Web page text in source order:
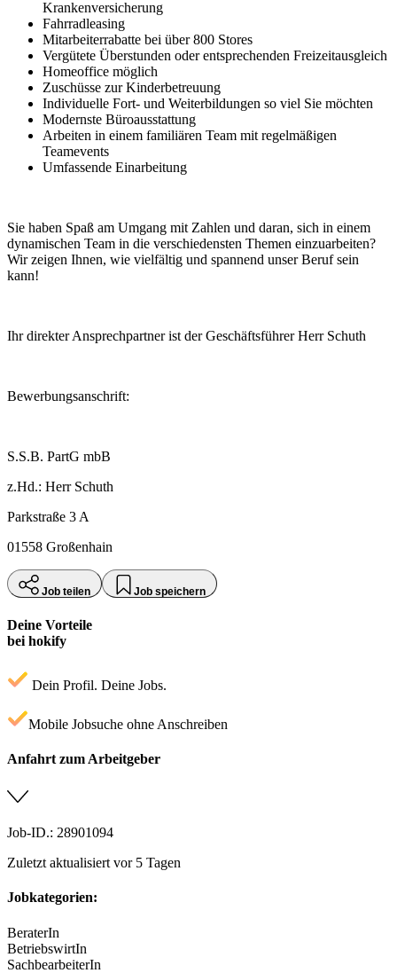
Krankenversicherung
Fahrradleasing
Mitarbeiterrabatte bei über 800 Stores
Vergütete Überstunden oder entsprechenden Freizeitausgleich
Homeoffice möglich
Zuschüsse zur Kinderbetreuung
Individuelle Fort- und Weiterbildungen so viel Sie möchten
Modernste Büroausstattung
Arbeiten in einem familiären Team mit regelmäßigen
Teamevents
Umfassende Einarbeitung
Sie haben Spaß am Umgang mit Zahlen und daran, sich in einem
dynamischen Team in die verschiedensten Themen einzuarbeiten?
Wir zeigen Ihnen, wie vielfältig und spannend unser Beruf sein
kann!
Ihr direkter Ansprechpartner ist der Geschäftsführer Herr Schuth
Bewerbungsanschrift:
S.S.B. PartG mbB
z.Hd.: Herr Schuth
Parkstraße 3 A
01558 Großenhain
Job teilen Job speichern
Deine Vorteile
bei hokify
Dein Profil. Deine Jobs.
Mobile Jobsuche ohne Anschreiben
Anfahrt zum Arbeitgeber
Job-ID.: 28901094
Zuletzt aktualisiert vor 5 Tagen
Jobkategorien:
BeraterIn
BetriebswirtIn
SachbearbeiterIn